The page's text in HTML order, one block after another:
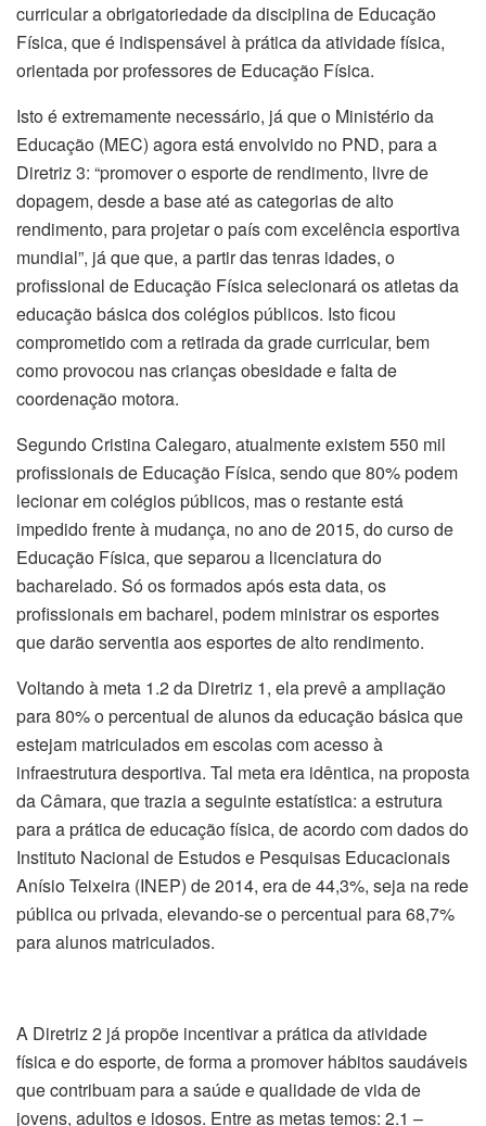
curricular a obrigatoriedade da disciplina de Educação
Física, que é indispensável à prática da atividade física,
orientada por professores de Educação Física.
Isto é extremamente necessário, já que o Ministério da
Educação (MEC) agora está envolvido no PND, para a
Diretriz 3: “promover o esporte de rendimento, livre de
dopagem, desde a base até as categorias de alto
rendimento, para projetar o país com excelência esportiva
mundial”, já que que, a partir das tenras idades, o
profissional de Educação Física selecionará os atletas da
educação básica dos colégios públicos. Isto ficou
comprometido com a retirada da grade curricular, bem
como provocou nas crianças obesidade e falta de
coordenação motora.
Segundo Cristina Calegaro, atualmente existem 550 mil
profissionais de Educação Física, sendo que 80% podem
lecionar em colégios públicos, mas o restante está
impedido frente à mudança, no ano de 2015, do curso de
Educação Física, que separou a licenciatura do
bacharelado. Só os formados após esta data, os
profissionais em bacharel, podem ministrar os esportes
que darão serventia aos esportes de alto rendimento.
Voltando à meta 1.2 da Diretriz 1, ela prevê a ampliação
para 80% o percentual de alunos da educação básica que
estejam matriculados em escolas com acesso à
infraestrutura desportiva. Tal meta era idêntica, na proposta
da Câmara, que trazia a seguinte estatística: a estrutura
para a prática de educação física, de acordo com dados do
Instituto Nacional de Estudos e Pesquisas Educacionais
Anísio Teixeira (INEP) de 2014, era de 44,3%, seja na rede
pública ou privada, elevando-se o percentual para 68,7%
para alunos matriculados.
A Diretriz 2 já propõe incentivar a prática da atividade
física e do esporte, de forma a promover hábitos saudáveis
que contribuam para a saúde e qualidade de vida de
jovens, adultos e idosos. Entre as metas temos: 2.1 –